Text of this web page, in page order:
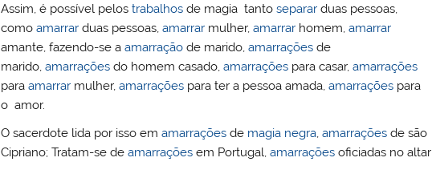
Assim, é possível pelos trabalhosde magia tanto separarduas pessoas,
como amarrarduas pessoas, amarrarmulher, amarrarhomem, amarrar
amante, fazendo-se a amarraçãode marido, amarraçõesde
marido, amarraçõesdo homem casado, amarraçõespara casar, amarrações
para amarrarmulher, amarraçõespara ter a pessoa amada, amarraçõespara
o amor.
O sacerdote lida por isso em amarraçõesde magia negra, amarraçõesde são
Cipriano; Tratam-se de amarraçõesem Portugal, amarraçõesoficiadas no altar